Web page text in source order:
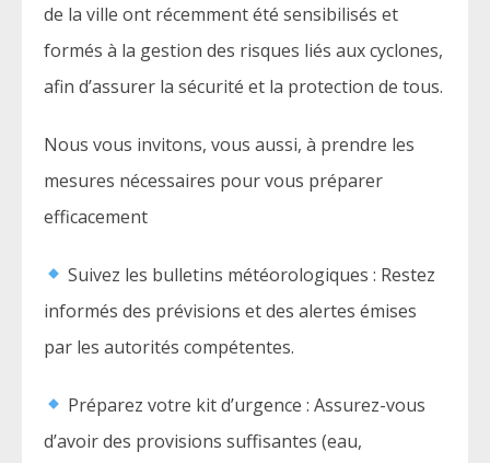
de la ville ont récemment été sensibilisés et
formés à la gestion des risques liés aux cyclones,
afin d’assurer la sécurité et la protection de tous.
Nous vous invitons, vous aussi, à prendre les
mesures nécessaires pour vous préparer
efficacement
Suivez les bulletins météorologiques : Restez
informés des prévisions et des alertes émises
par les autorités compétentes.
Préparez votre kit d’urgence : Assurez-vous
d’avoir des provisions suffisantes (eau,